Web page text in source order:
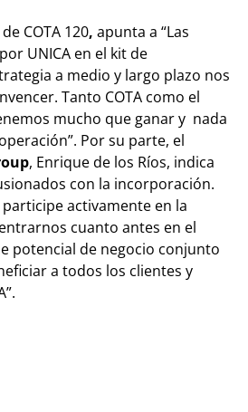
COTA 120, apunta a “Las
UNICA en el kit de
a medio y largo plazo nos
Tanto COTA como el
mucho que ganar y nada
Por su parte, el
, Enrique de los Ríos, indica
con la incorporación.
participe activamente en la
cuanto antes en el
potencial de negocio conjunto
a todos los clientes y